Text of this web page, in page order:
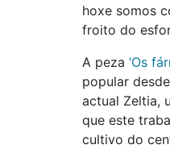
hoxe somos
froito do
A peza ‘Os
popular
actual Zeltia,
que este
cultivo do